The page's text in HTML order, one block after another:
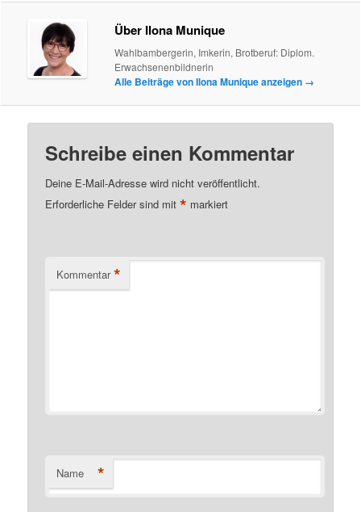
Über Ilona Munique
Wahlbambergerin, Imkerin, Brotberuf: Diplom.
Erwachsenenbildnerin
Alle Beiträge von Ilona Munique anzeigen →
Schreibe einen Kommentar
Deine E-Mail-Adresse wird nicht veröffentlicht.
Erforderliche Felder sind mit* markiert
Kommentar *
Name *